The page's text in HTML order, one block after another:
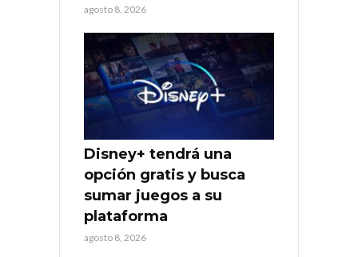
agosto 8, 2026
Disney+ tendrá una
opción gratis y busca
sumar juegos a su
plataforma
agosto 8, 2026